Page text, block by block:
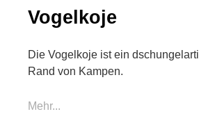
Vogelkoje
Die Vogelkoje ist ein
Rand von Kampen.
Mehr...